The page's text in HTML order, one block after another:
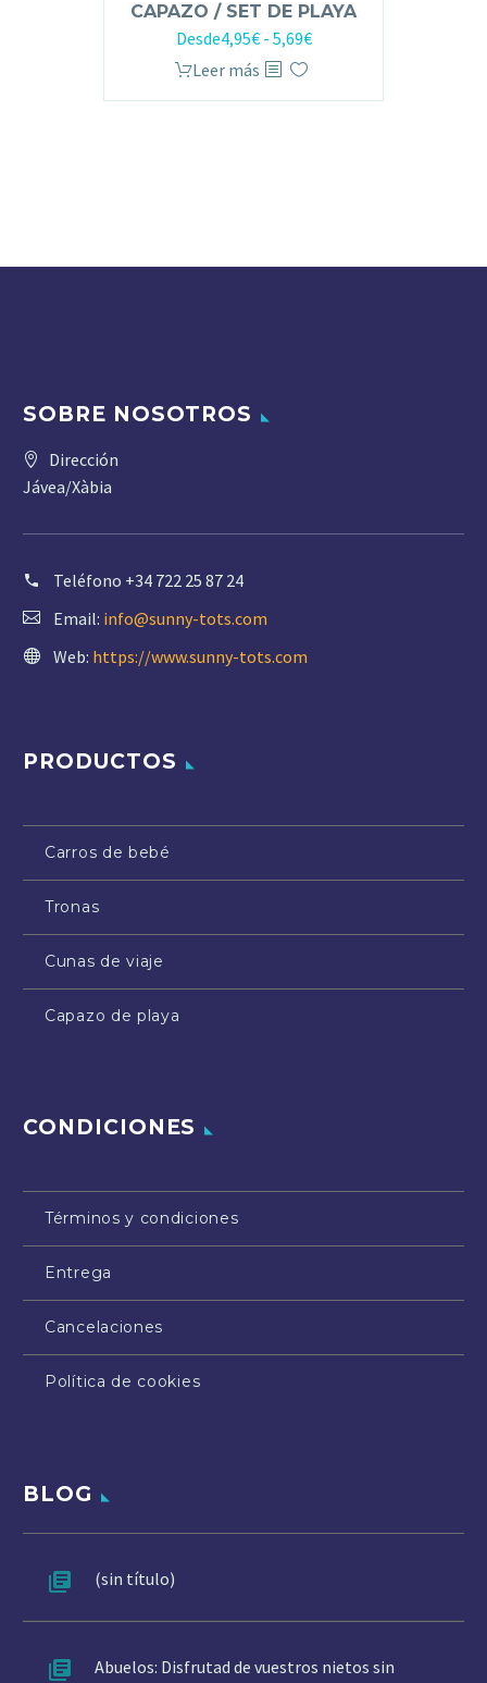
CAPAZO / SET DE PLAYA
Desde4,95€- 5,69€
Leer más
SOBRE NOSOTROS
Dirección
Jávea/Xàbia
Teléfono +34 722 25 87 24
Email: info@sunny-tots.com
Web: https://www.sunny-tots.com
PRODUCTOS
Carros de bebé
Tronas
Cunas de viaje
Capazo de playa
CONDICIONES
Términos y condiciones
Entrega
Cancelaciones
Política de cookies
BLOG
(sin título)
Abuelos: Disfrutad de vuestros nietos sin